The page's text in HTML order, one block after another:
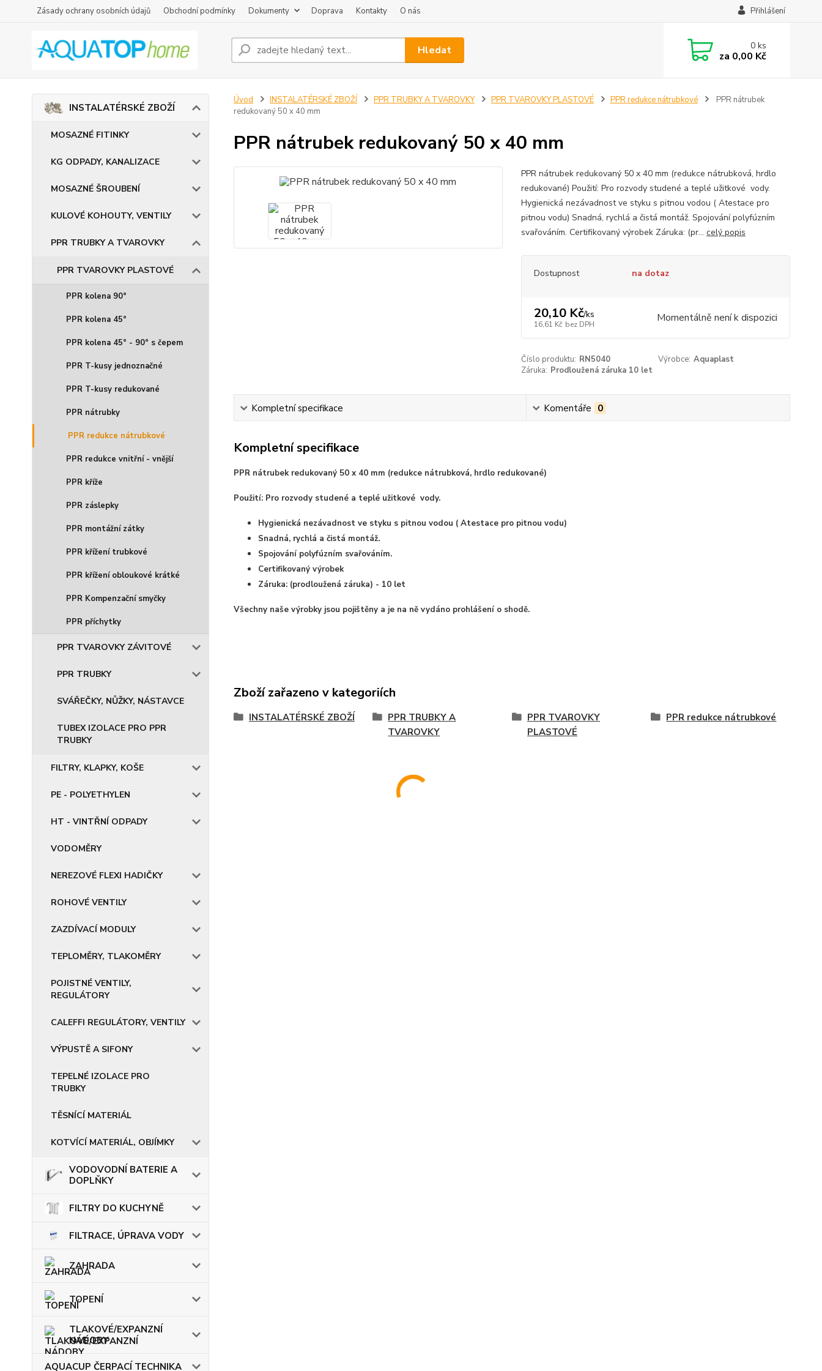
Zásady ochrany osobních údajů Obchodní podmínky Dokumenty Doprava Kontakty O nás Přihlášení
Hledat 0ks
za 0,00 Kč
INSTALATÉRSKÉ ZBOŽÍ
MOSAZNÉ FITINKY
KG ODPADY, KANALIZACE
MOSAZNÉ ŠROUBENÍ
KULOVÉ KOHOUTY, VENTILY
PPR TRUBKY A TVAROVKY
PPR TVAROVKY PLASTOVÉ
PPR kolena 90°
PPR kolena 45°
PPR kolena 45° - 90° s čepem
PPR T-kusy jednoznačné
PPR T-kusy redukované
PPR nátrubky
PPR redukce nátrubkové
PPR redukce vnitřní - vnější
PPR kříže
PPR záslepky
PPR montážní zátky
PPR křížení trubkové
PPR křížení obloukové krátké
PPR Kompenzační smyčky
PPR příchytky
PPR TVAROVKY ZÁVITOVÉ
PPR TRUBKY
SVÁŘEČKY, NŮŽKY, NÁSTAVCE
TUBEX IZOLACE PRO PPR
TRUBKY
FILTRY, KLAPKY, KOŠE
PE - POLYETHYLEN
HT - VINTŘNÍ ODPADY
VODOMĚRY
NEREZOVÉ FLEXI HADIČKY
ROHOVÉ VENTILY
ZAZDÍVACÍ MODULY
TEPLOMĚRY, TLAKOMĚRY
POJISTNÉ VENTILY,
REGULÁTORY
CALEFFI REGULÁTORY, VENTILY
VÝPUSTĚ A SIFONY
TEPELNÉ IZOLACE PRO
TRUBKY
TĚSNÍCÍ MATERIÁL
KOTVÍCÍ MATERIÁL, OBJÍMKY
VODOVODNÍ BATERIE A
DOPLŇKY
FILTRY DO KUCHYNĚ
FILTRACE, ÚPRAVA VODY
ZAHRADA
TOPENÍ
TLAKOVÉ/EXPANZNÍ
NÁDOBY
AQUACUP ČERPACÍ TECHNIKA
Úvod INSTALATÉRSKÉ ZBOŽÍ PPR TRUBKY A TVAROVKY PPR TVAROVKY PLASTOVÉ PPR redukce nátrubkové
PPR nátrubek
redukovaný 50 x 40 mm
PPR nátrubek redukovaný 50 x 40 mm
PPR nátrubek redukovaný 50 x 40 mm (redukce nátrubková, hrdlo
redukované) Použití: Pro rozvody studené a teplé užitkové vody.
Hygienická nezávadnost ve styku s pitnou vodou ( Atestace pro
pitnou vodu) Snadná, rychlá a čistá montáž. Spojování polyfúzním
svařováním. Certifikovaný výrobek Záruka: (pr... celý popis
Dostupnost na dotaz
20,10 Kč/ks
16,61 Kč bez DPH Momentálně není k dispozici
Číslo produktu: RN5040 Výrobce: Aquaplast
Záruka: Prodloužená záruka 10 let
Kompletní specifikace Komentáře 0
Kompletní specifikace
PPR nátrubek redukovaný 50 x 40 mm (redukce nátrubková, hrdlo redukované)
Použití: Pro rozvody studené a teplé užitkové vody.
Hygienická nezávadnost ve styku s pitnou vodou ( Atestace pro pitnou vodu)
Snadná, rychlá a čistá montáž.
Spojování polyfúzním svařováním.
Certifikovaný výrobek
Záruka: (prodloužená záruka) - 10 let
Všechny naše výrobky jsou pojištěny a je na ně vydáno prohlášení o shodě.
Zboží zařazeno v kategoriích
INSTALATÉRSKÉ ZBOŽÍ
PPR TRUBKY A
TVAROVKY
PPR TVAROVKY
PLASTOVÉ
PPR redukce nátrubkové